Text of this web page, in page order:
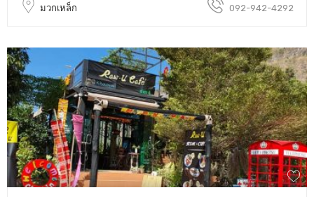
มวกเหล็ก 092-942-4292